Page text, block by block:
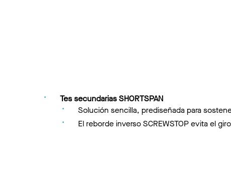
Tes secundarias SHORTSPAN
Solución sencilla, prediseñada para
El reborde inverso SCREWSTOP evita el